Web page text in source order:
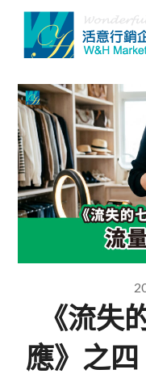
content
《流失
應》之